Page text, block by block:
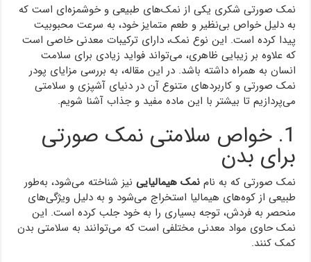
نمک صورتی شکری یکی از نمک‌های طبیعی و خوشمزه‌ای است که
به دلیل خواص بی‌نظیر و طعم متمایز خود، به سرعت محبوبیت
پیدا کرده است. این نوع نمک، دارای ترکیبات معدنی خاصی است
که علاوه بر زیبایی ظاهری، می‌تواند فواید زیادی برای سلامت
انسان به همراه داشته باشد. در این مقاله، به بررسی مزایای پودر
نمک صورتی و کاربردهای متنوع آن در دنیای آشپزی و سلامتی
می‌پردازیم تا بیشتر با این ماده مفید و جذاب آشنا شویم.
1. خواص سلامتی نمک صورتی
برای بدن
نمک صورتی که به نامنمک هیمالیایی نیز شناخته می‌شود، به‌طور
طبیعی از کوه‌های هیمالیا استخراج می‌شود و به دلیل ویژگی‌های
منحصر به فردش، توجه بسیاری را به خود جلب کرده است. این
نمک حاوی مواد معدنی مختلفی است که می‌توانند به سلامتی بدن
کمک کنند.